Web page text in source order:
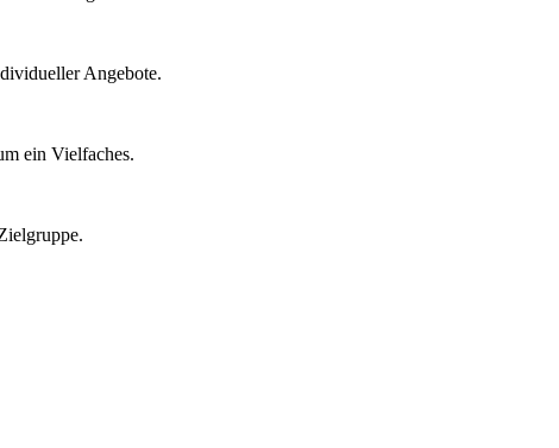
Angebote.
ein Vielfaches.